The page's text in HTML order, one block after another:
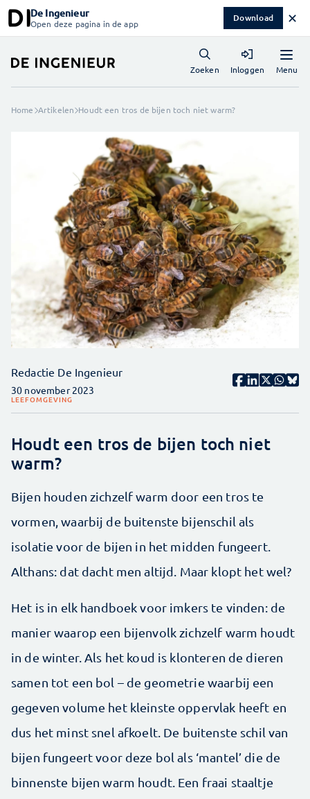
De Ingenieur
Open deze pagina in de app Download ✕
Menu
Zoeken Inloggen
Home Artikelen Houdt een tros de bijen toch niet warm?
Redactie De Ingenieur
30 november 2023
LEEFOMGEVING
Houdt een tros de bijen toch niet
warm?
Bijen houden zichzelf warm door een tros te
vormen, waarbij de buitenste bijenschil als
isolatie voor de bijen in het midden fungeert.
Althans: dat dacht men altijd. Maar klopt het wel?
Het is in elk handboek voor imkers te vinden: de
manier waarop een bijenvolk zichzelf warm houdt
in de winter. Als het koud is klonteren de dieren
samen tot een bol – de geometrie waarbij een
gegeven volume het kleinste oppervlak heeft en
dus het minst snel afkoelt. De buitenste schil van
bijen fungeert voor deze bol als ‘mantel’ die de
binnenste bijen warm houdt. Een fraai staaltje